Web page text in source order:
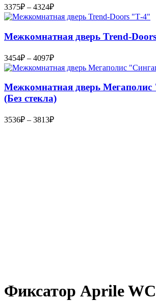
3375₽ – 4324₽Диапазон
цен:
–
Межкомнатная дверь Trend-
3454₽ – 4097₽Диапазон
цен:
–
4097₽
Межкомнатная дверь
(Без стекла)
3536₽ – 3813₽Диапазон
Фиксатор Aprile